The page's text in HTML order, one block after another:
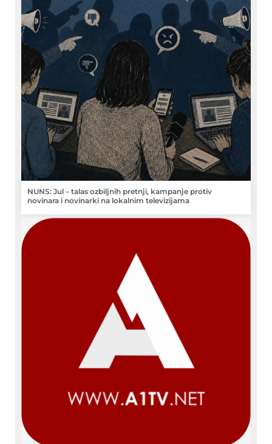
NUNS: Jul – talas ozbiljnih pretnji, kampanje protiv
novinara i novinarki na lokalnim televizijama